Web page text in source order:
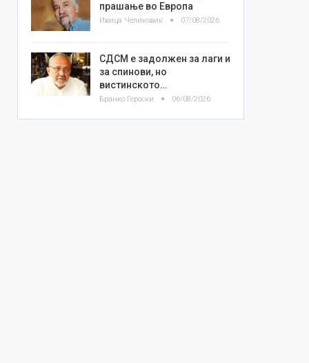
прашање во Европа
Ивица Челиковиќ 07/08/2026
СДСМ е задолжен за лаги и
за спинови, но
вистинското…
Бранко Героски 06/08/2026